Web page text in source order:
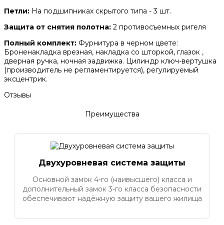
Петли: На подшипниках скрытого типа - 3 шт.
Защита от снятия полотна: 2 противосъемных ригеля
Полный комплект: Фурнитура в черном цвете:
Броненакладка врезная, накладка со шторкой, глазок ,
дверная ручка, ночная задвижка. Цилиндр ключ-вертушка
(производитель не регламентируется), регулируемый
эксцентрик.
Отзывы
Преимущества
Двухуровневая система защиты
Основной замок 4-го (наивысшего) класса и
дополнительный замок 3-го класса безопасности
обеспечивают надёжную защиту вашего жилища